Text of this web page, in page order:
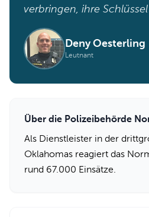
verbringen, ihre
Deny Oesterling
Leutnant
Über die Polizeibehörde
Als Dienstleister in der
Oklahomas reagiert das
rund 67.000 Einsätze.